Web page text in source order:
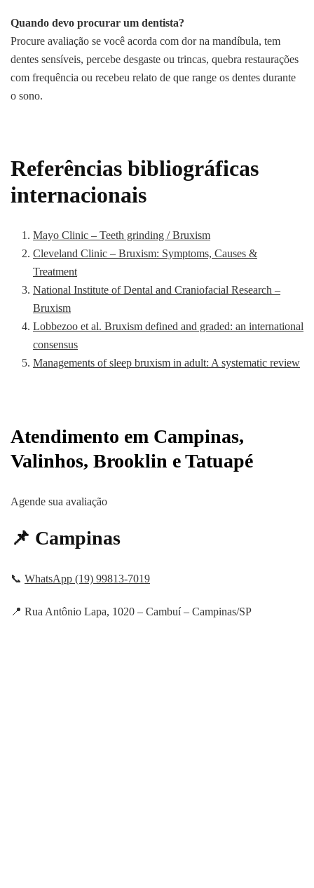
Quando devo procurar um dentista?
Procure avaliação se você acorda com dor na mandíbula, tem
dentes sensíveis, percebe desgaste ou trincas, quebra restaurações
com frequência ou recebeu relato de que range os dentes durante
o sono.
Referências bibliográficas
internacionais
Mayo Clinic – Teeth grinding / Bruxism
Cleveland Clinic – Bruxism: Symptoms, Causes &
Treatment
National Institute of Dental and Craniofacial Research –
Bruxism
Lobbezoo et al. Bruxism defined and graded: an international
consensus
Managements of sleep bruxism in adult: A systematic review
Atendimento em Campinas,
Valinhos, Brooklin e Tatuapé
Agende sua avaliação
📌 Campinas
📞 WhatsApp (19) 99813-7019
📍 Rua Antônio Lapa, 1020 – Cambuí – Campinas/SP